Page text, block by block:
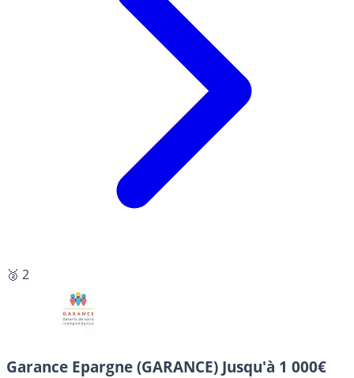
🥈 2
Garance Epargne (GARANCE) Jusqu'à 1 000€